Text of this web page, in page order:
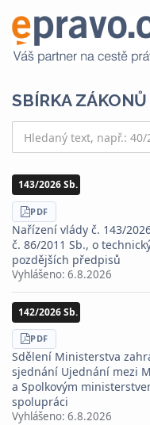
SBÍRKA ZÁKONŮ
143/2026 Sb.
STÁHNOUT
PDF
Nařízení vlády č. 143/
č. 86/2011 Sb., o
pozdějších předpisů
Vyhlášeno: 6.8.2026
142/2026 Sb.
STÁHNOUT
PDF
Sdělení Ministerstva
sjednání Ujednání mezi
a Spolkovým
spolupráci
Vyhlášeno: 6.8.2026